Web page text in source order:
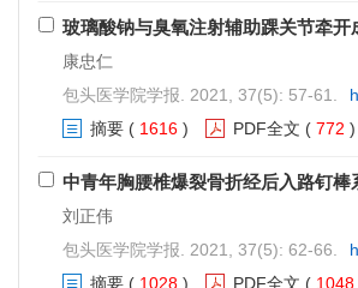
玻璃酸钠与臭氧注射辅助踝关节牵
康忠仁
包头医学院学报. 2021, 37(5): 57-61.
摘要 ( 1616 ) PDF全文 ( 772 )
中青年胸腰椎爆裂骨折经后入路钉
刘正伟
包头医学院学报. 2021, 37(5): 62-66.
摘要 ( 1028 ) PDF全文 ( 1048